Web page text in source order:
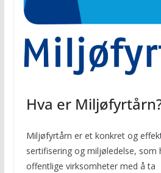
Hva er
Miljøfyrtårn er et konkret og
sertifisering og miljøledelse, som
offentlige virksomheter med å ta